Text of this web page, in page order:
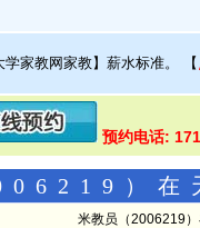
家教网家教】薪水标准。 【
预约电话:
）在
米教员（2006219